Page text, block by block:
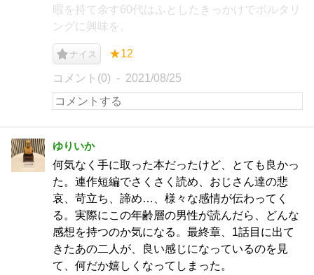
暇を持て余す60代はふとしたきっかけでボルタリ
ングに興味を。
ナイス ★12
コメント(0) 2021/08/25
ゆりいか
何気なく手に取った本だったけど、とても良かっ
た。連作短編でさくさく読め、おじさん達の悲
哀、苛立ち、諦め…、様々な感情が伝わってく
る。実際にこの年齢層の男性が読んだら、どんな
感想を持つのか気になる。最終章、1話目に出て
きたあの二人が、良い感じになっているのを見
て、何だか嬉しくなってしまった。